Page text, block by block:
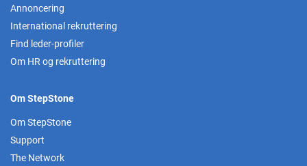
Annoncering
International rekruttering
Find leder-profiler
Om HR og rekruttering
Om StepStone
Om StepStone
Support
The Network